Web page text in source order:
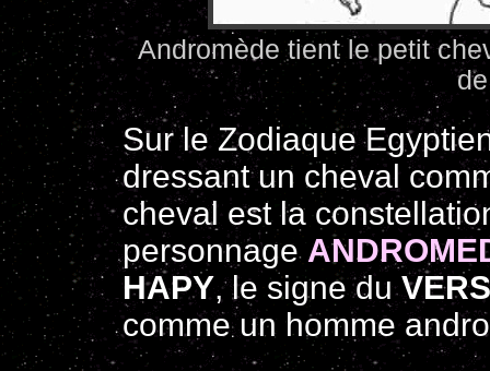
Andromède tient le petit
Sur le Zodiaque
dressant un cheval
cheval est la
personnage
HAPY, le signe du
comme un homme